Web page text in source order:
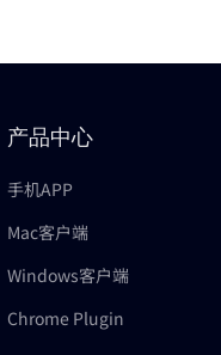
产品中心
手机APP
Mac客户端
Windows客户端
Chrome Plugin